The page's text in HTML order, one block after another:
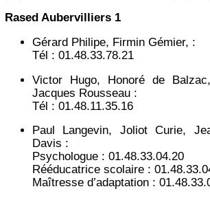
Rased Aubervilliers 1
Gérard Philipe, Firmin Gémier, :
Tél : 01.48.33.78.21
Victor Hugo, Honoré de
Jacques Rousseau :
Tél : 01.48.11.35.16
Paul Langevin, Joliot Curie,
Davis :
Psychologue : 01.48.33.04.20
Rééducatrice scolaire :
Maîtresse d’adaptation :